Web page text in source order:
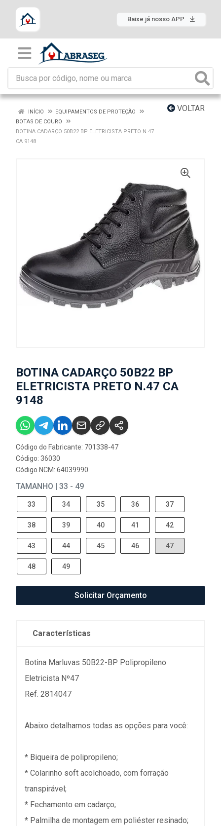
Baixe já nosso APP
VOLTAR
INÍCIO
EQUIPAMENTOS DE PROTEÇÃO
BOTAS DE COURO
BOTINA CADARÇO 50B22 BP ELETRICISTA PRETO N.47
CA 9148
BOTINA CADARÇO 50B22 BP
ELETRICISTA PRETO N.47 CA
9148
Código do Fabricante: 701338-47
Código: 36030
Código NCM: 64039990
TAMANHO | 33 - 49
33 34 35 36 37
38 39 40 41 42
43 44 45 46 47
48 49
Solicitar Orçamento
Características
Botina Marluvas 50B22-BP Polipropileno
Eletricista Nº47
Ref. 2814047
Abaixo detalhamos todas as opções para você:
* Biqueira de polipropileno;
* Colarinho soft acolchoado, com forração
transpirável;
* Fechamento em cadarço;
* Palmilha de montagem em poliéster resinado;